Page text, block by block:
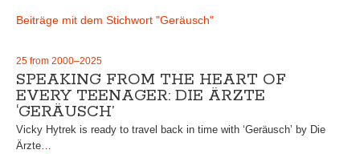
Beiträge mit dem Stichwort "Geräusch"
25 from 2000–2025
SPEAKING FROM THE HEART OF
EVERY TEENAGER: DIE ÄRZTE
‘GERÄUSCH’
Vicky Hytrek is ready to travel back in time with ‘Geräusch’ by Die
Ärzte…